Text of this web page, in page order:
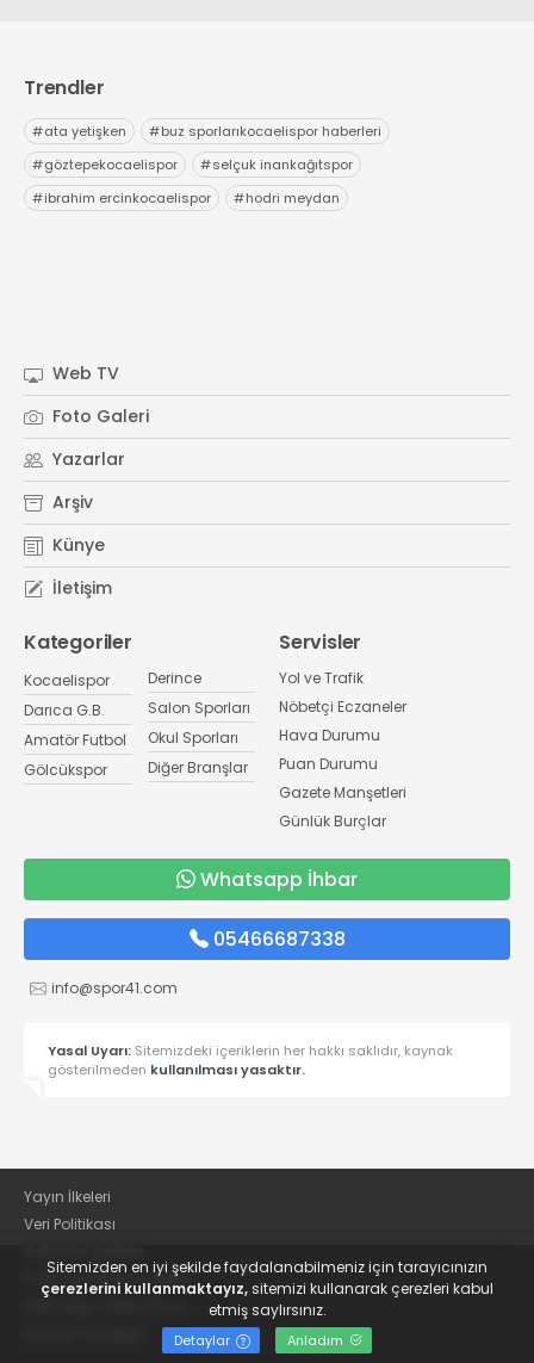
Trendler
#ata yetişken #buz sporlarıkocaelispor haberleri
#göztepekocaelispor #selçuk inankağıtspor
#ibrahim ercinkocaelispor #hodri meydan
Web TV
Foto Galeri
Yazarlar
Arşiv
Künye
İletişim
Kategoriler
Kocaelispor
Darıca G.B.
Amatör Futbol
Gölcükspor
Derince
Salon Sporları
Okul Sporları
Diğer Branşlar
Servisler
Yol ve Trafik
Nöbetçi Eczaneler
Hava Durumu
Puan Durumu
Gazete Manşetleri
Günlük Burçlar
Whatsapp İhbar
05466687338
info@spor41.com
Yasal Uyarı: Sitemizdeki içeriklerin her hakkı saklıdır, kaynak
gösterilmeden kullanılması yasaktır.
Yayın İlkeleri
Veri Politikası
KVKK Aydınlatma Metni
Sitemizden en iyi şekilde faydalanabilmeniz için tarayıcınızın
çerezlerini kullanmaktayız,sitemizi kullanarak çerezleri kabul
etmiş saylırsınız.
Detaylar Anladım